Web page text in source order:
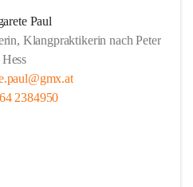
Paul
Klangpraktikerin nach Peter
Hess
2384950